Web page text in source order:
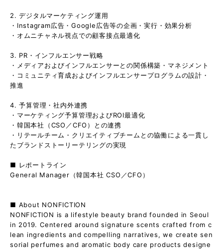
2. デジタルマーケティング運用
・Instagram広告・Google広告等の企画・実行・効果分析
・オムニチャネル視点での顧客接点最適化
3. PR・インフルエンサー戦略
・メディアおよびインフルエンサーとの関係構築・マネジメント
・コミュニティ育成およびインフルエンサープログラムの設計・
推進
4. 予算管理・社内外連携
・マーケティング予算管理およびROI最適化
・韓国本社（CSO／CFO）との連携
・リテールチーム・クリエイティブチームとの協働による一貫し
たブランドストーリーテリングの実現
■ レポートライン
General Manager（韓国本社 CSO／CFO）
■ About NONFICTION
NONFICTION is a lifestyle beauty brand founded in Seoul
in 2019. Centered around signature scents crafted from c
lean ingredients and compelling narratives, we create sen
sorial perfumes and aromatic body care products designe